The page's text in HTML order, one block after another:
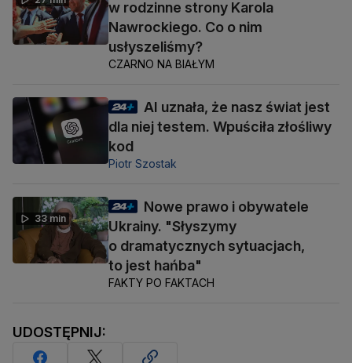
w rodzinne strony Karola
Nawrockiego. Co o nim
usłyszeliśmy?
CZARNO NA BIAŁYM
AI uznała, że nasz świat jest
dla niej testem. Wpuściła złośliwy
kod
Piotr Szostak
33 min
Nowe prawo i obywatele
Ukrainy. "Słyszymy
o dramatycznych sytuacjach,
to jest hańba"
FAKTY PO FAKTACH
UDOSTĘPNIJ: